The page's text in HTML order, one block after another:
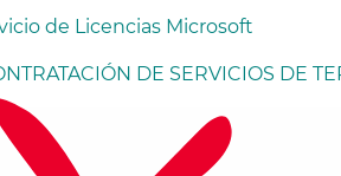
de Licencias Microsoft
DE SERVICIOS DE